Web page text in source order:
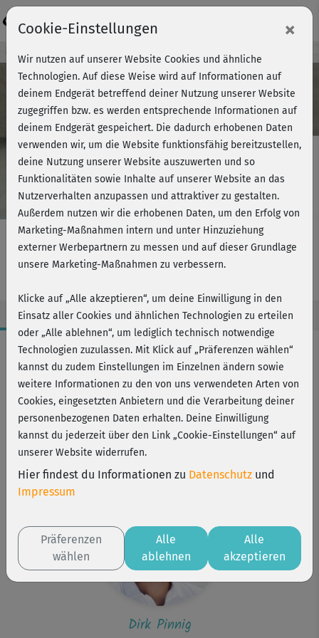
Play
Video
Kursvorschau - Jetzt mitmachen!
Augenschule - Schulterlockerung
Workout-Facts
leicht
1 Min
1 kcal
Dirk Pinnig
Dirk Pinnig
Cookie-Einstellungen ×
Wir nutzen auf unserer Website Cookies und ähnliche
Technologien. Auf diese Weise wird auf Informationen auf
deinem Endgerät betreffend deiner Nutzung unserer Website
zugegriffen bzw. es werden entsprechende Informationen auf
deinem Endgerät gespeichert. Die dadurch erhobenen Daten
verwenden wir, um die Website funktionsfähig bereitzustellen,
deine Nutzung unserer Website auszuwerten und so
Funktionalitäten sowie Inhalte auf unserer Website an das
Nutzerverhalten anzupassen und attraktiver zu gestalten.
Außerdem nutzen wir die erhobenen Daten, um den Erfolg von
Marketing-Maßnahmen intern und unter Hinzuziehung
externer Werbepartnern zu messen und auf dieser Grundlage
unsere Marketing-Maßnahmen zu verbessern.
Klicke auf „Alle akzeptieren“, um deine Einwilligung in den
Einsatz aller Cookies und ähnlichen Technologien zu erteilen
oder „Alle ablehnen“, um lediglich technisch notwendige
Technologien zuzulassen. Mit Klick auf „Präferenzen wählen“
kannst du zudem Einstellungen im Einzelnen ändern sowie
weitere Informationen zu den von uns verwendeten Arten von
Cookies, eingesetzten Anbietern und die Verarbeitung deiner
personenbezogenen Daten erhalten. Deine Einwilligung
kannst du jederzeit über den Link „Cookie-Einstellungen“ auf
unserer Website widerrufen.
Hier findest du Informationen zu Datenschutz und
Impressum
Präferenzen
wählen
Alle
ablehnen
Alle
akzeptieren